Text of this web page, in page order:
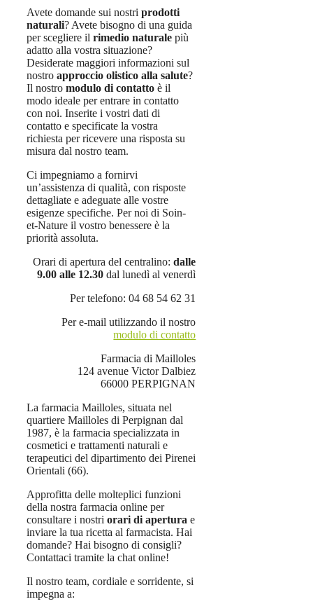
Avete domande sui nostri prodotti
naturali? Avete bisogno di una guida
per scegliere il rimedio naturale più
adatto alla vostra situazione?
Desiderate maggiori informazioni sul
nostro approccio olistico alla salute?
Il nostro modulo di contatto è il
modo ideale per entrare in contatto
con noi. Inserite i vostri dati di
contatto e specificate la vostra
richiesta per ricevere una risposta su
misura dal nostro team.
Ci impegniamo a fornirvi
un’assistenza di qualità, con risposte
dettagliate e adeguate alle vostre
esigenze specifiche. Per noi di Soin-
et-Nature il vostro benessere è la
priorità assoluta.
Orari di apertura del centralino:dalle
9.00 alle 12.30dal lunedì al venerdì
Per telefono: 04 68 54 62 31
Per e-mail utilizzando il nostro
modulo di contatto
Farmacia di Mailloles
124 avenue Victor Dalbiez
66000 PERPIGNAN
La farmacia Mailloles, situata nel
quartiere Mailloles di Perpignan dal
1987, è la farmacia specializzata in
cosmetici e trattamenti naturali e
terapeutici del dipartimento dei Pirenei
Orientali (66).
Approfitta delle molteplici funzioni
della nostra farmacia online per
consultare i nostri orari di apertura e
inviare la tua ricetta al farmacista. Hai
domande? Hai bisogno di consigli?
Contattaci tramite la chat online!
Il nostro team, cordiale e sorridente, si
impegna a: